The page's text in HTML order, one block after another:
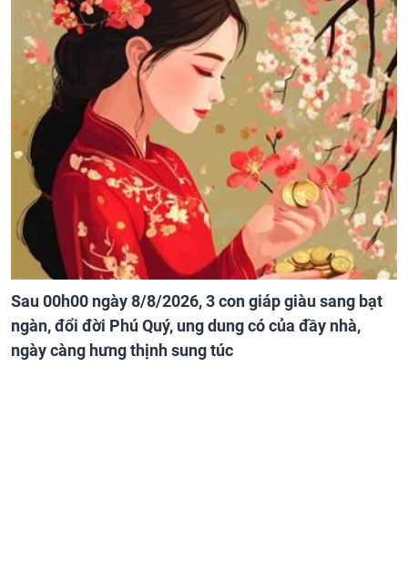
Sau 00h00 ngày 8/8/2026, 3 con giáp giàu sang bạt
ngàn, đổi đời Phú Quý, ung dung có của đầy nhà,
ngày càng hưng thịnh sung túc